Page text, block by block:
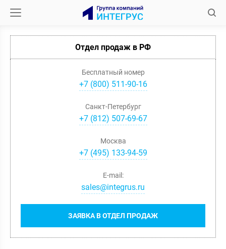
Отдел продаж в РФ
Бесплатный номер
+7 (800) 511-90-16
Санкт-Петербург
+7(812) 507-69-67
Москва
+7(495) 133-94-59
ЗАЯВКА В ОТДЕЛ ПРОДАЖ
E-mail:
sales@integrus.ru